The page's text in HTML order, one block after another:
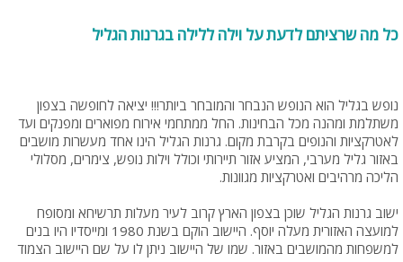
כל מה שרציתם לדעת על וילה ללילה בגרנות הגליל
נופש בגליל הוא הנופש הנבחר והמובחר ביותר!!! יציאה לחופשה בצפון
משתלמת ומהנה מכל הבחינות. החל ממתחמי אירוח מפוארים ומפנקים ועד
לאטרקציות והנופים בקרבת מקום. גרנות הגליל הינו אחד מעשרות מושבים
באזור גליל מערבי, המציע אזור תיירותי וכולל וילות נופש, צימרים, מסלולי
הליכה מרהיבים ואטרקציות מגוונות.
ישוב גרנות הגליל שוכן בצפון הארץ קרוב לעיר מעלות תרשיחא ומסופח
למועצה האזורית מעלה יוסף. היישוב הוקם בשנת 1980 ומייסדיו היו בנים
למשפחות מהמושבים באזור. שמו של היישוב ניתן לו על שם היישוב הצמוד